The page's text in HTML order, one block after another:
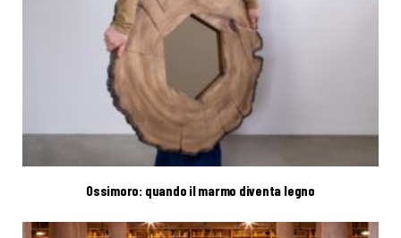
Ossimoro: quando il marmo diventa legno